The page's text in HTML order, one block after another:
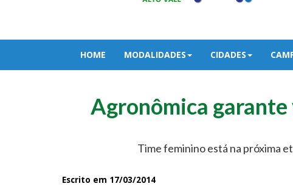
HOME MODALIDADES CIDADES
Agronômica garante
Time feminino está na próxima
Escrito em 17/03/2014